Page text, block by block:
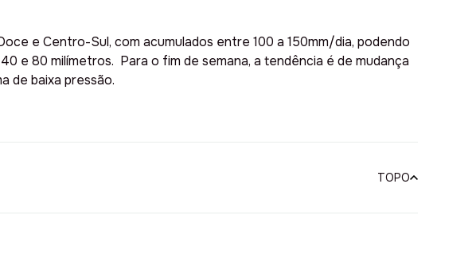
e Centro-Sul, com acumulados entre 100 a 150mm/dia, podendo
e 80 milímetros. Para o fim de semana, a tendência é de mudança
de baixa pressão.
TOPO